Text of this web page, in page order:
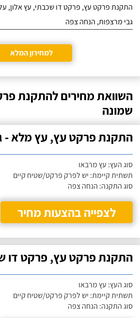
התקנת פרקט עץ, פרקט דו שכבתי, עץ אלון,
גבי מרצפות, הנחה צפה
למחירון המלא
השוואת מחירים להתקנת
שמונה
התקנת פרקט עץ, עץ מלא -
סוג העץ: עץ מרבאו
תשתית קיימת: יש לפרק פרקט/שטיח קיים
סוג התקנה: הנחה צפה
לצפייה בהצעות מחיר
התקנת פרקט עץ, פרקט דו
סוג העץ: עץ מרבאו
תשתית קיימת: יש לפרק פרקט/שטיח קיים
סוג התקנה: הנחה צפה